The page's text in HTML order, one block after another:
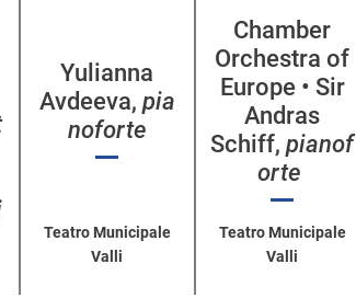
Yulianna
Avdeeva, pia
noforte
Teatro Municipale
Valli
Chamber
Orchestra of
Europe • Sir
Andras
Schiff,pianof
orte
Teatro Municipale
Valli